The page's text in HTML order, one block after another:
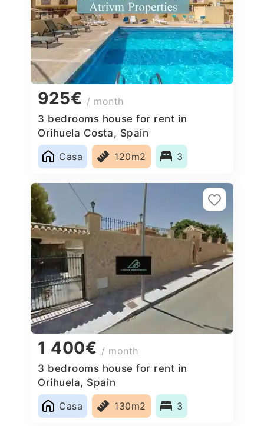
925€ / month
3 bedrooms house for rent in
Orihuela Costa, Spain
Casa
120m2 3
1 400€ / month
3 bedrooms house for rent in
Orihuela, Spain
Casa
130m2 3